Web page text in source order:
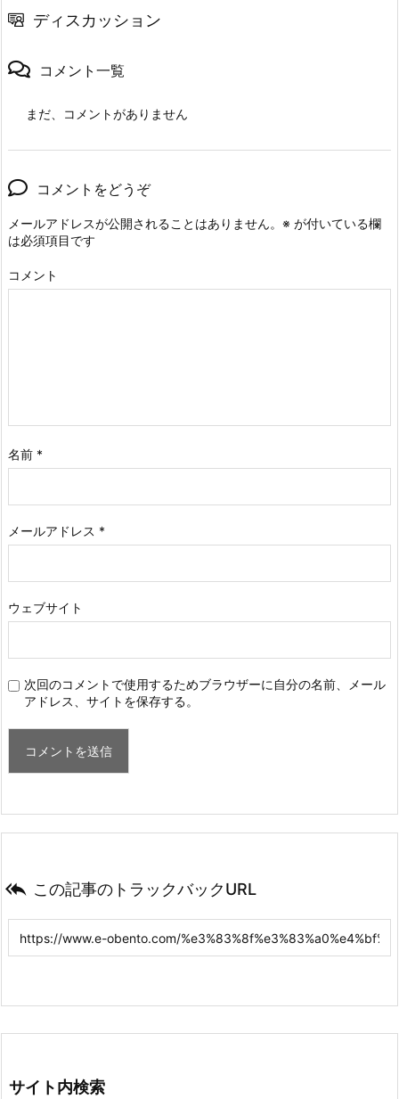
ディスカッション
コメント一覧
まだ、コメントがありません
コメントをどうぞ
メールアドレスが公開されることはありません。 ※ が付いている欄
は必須項目です
コメント
名前 *
メールアドレス *
ウェブサイト
次回のコメントで使用するためブラウザーに自分の名前、メール
アドレス、サイトを保存する。
 この記事のトラックバックURL
サイト内検索